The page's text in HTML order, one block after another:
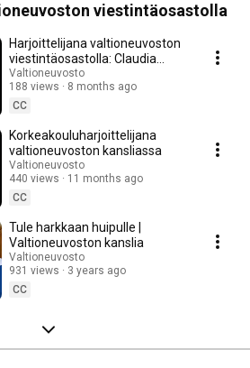
viestintäosastolla
Harjoittelijana valtioneuvoston
viestintäosastolla: Claudia
Kuismin
Valtioneuvosto
188 views
8 months ago
CC
Korkeakouluharjoittelijana
valtioneuvoston kansliassa
Valtioneuvosto
440 views
11 months ago
CC
Tule harkkaan huipulle |
Valtioneuvoston kanslia
Valtioneuvosto
931 views
3 years ago
CC